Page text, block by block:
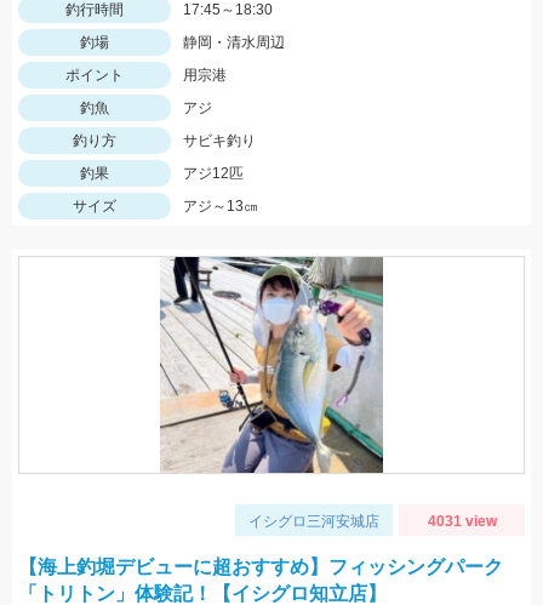
釣行時間
17:45～18:30
釣場
静岡・清水周辺
ポイント
用宗港
釣魚
アジ
釣り方
サビキ釣り
釣果
アジ12匹
サイズ
アジ～13㎝
イシグロ三河安城店 4031 view
【海上釣堀デビューに超おすすめ】フィッシングパーク
「トリトン」体験記！【イシグロ知立店】